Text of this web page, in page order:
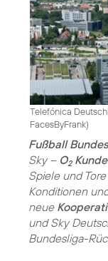
Telefónica
FacesByFrank)
Fußball
Sky – O2
Spiele und
Konditionen
neue
und Sky
Bundesliga-